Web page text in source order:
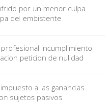
por un menor culpa
del embistente
incumplimiento
peticion de nulidad
a las ganancias
sujetos pasivos